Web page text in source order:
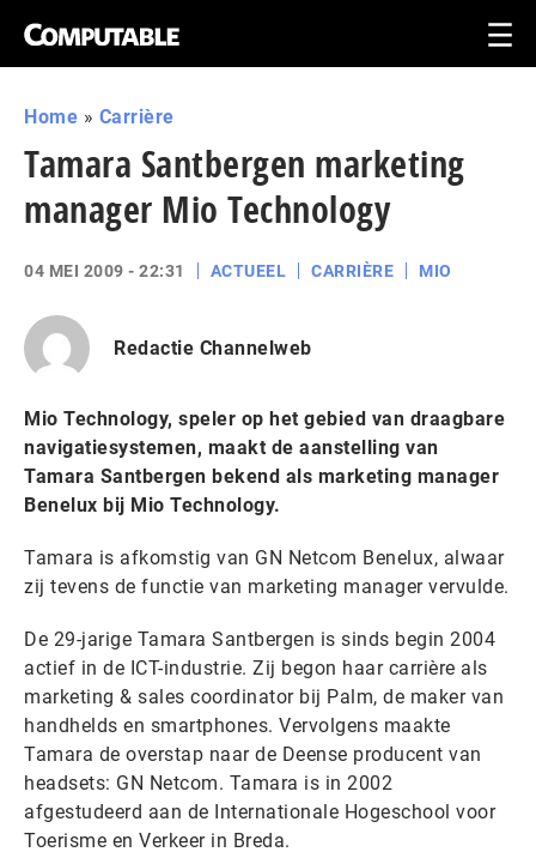
Home » Carrière
Tamara Santbergen marketing
manager Mio Technology
04 MEI 2009 - 22:31 ACTUEEL CARRIÈRE MIO
Redactie Channelweb
Mio Technology, speler op het gebied van draagbare
navigatiesystemen, maakt de aanstelling van
Tamara Santbergen bekend als marketing manager
Benelux bij Mio Technology.
Tamara is afkomstig van GN Netcom Benelux, alwaar
zij tevens de functie van marketing manager vervulde.
De 29-jarige Tamara Santbergen is sinds begin 2004
actief in de ICT-industrie. Zij begon haar carrière als
marketing & sales coordinator bij Palm, de maker van
handhelds en smartphones. Vervolgens maakte
Tamara de overstap naar de Deense producent van
headsets: GN Netcom. Tamara is in 2002
afgestudeerd aan de Internationale Hogeschool voor
Toerisme en Verkeer in Breda.